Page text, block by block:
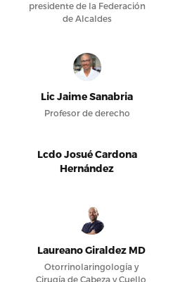
presidente de la Federación
de Alcaldes
Lic Jaime Sanabria
Profesor de derecho
Lcdo Josué Cardona
Hernández
Laureano Giraldez MD
Otorrinolaringología y
Cirugía de Cabeza y Cuello